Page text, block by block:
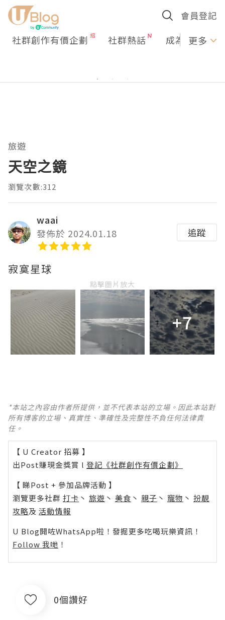
會員登記
社群創作有價企劃 社群熱話 成為U更多
旅遊
天空之鏡
瀏覽次數:312
waai
發佈於 2024.01.18
追蹤
寂寞星球
點擊圖片放大
+7
*本站之內容由作者所提供，並不代表本站的立場。因此本站對
所有博客的立場、真實性、準確性及完整性不負任何法律責
任。
【 U Creator 招募 】
出Post賺現金獎賞 l 登記《社群創作有價企劃》
【 睇Post + 參加品牌活動 】
瀏覽更多社群 打卡 丶 旅遊 丶 美食 丶 親子 丶 寵物 丶 扮靚
攻略及 活動情報
U Blog開咗WhatsApp啦！發掘更多吃喝玩樂資訊！
Follow 我哋 ！
0個讚好